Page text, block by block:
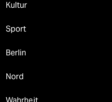
Kultur
Sport
Berlin
Nord